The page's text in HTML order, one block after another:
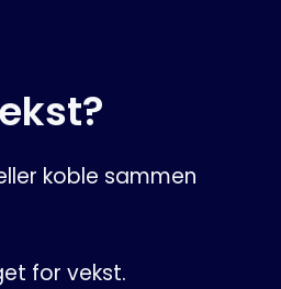
koble sammen
for vekst.